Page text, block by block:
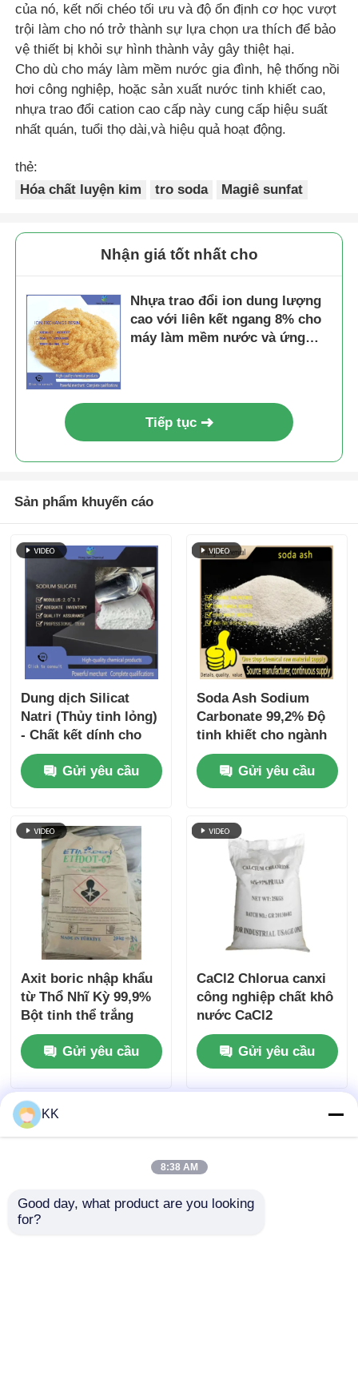
của nó, kết nối chéo tối ưu và độ ổn định cơ học vượt
trội làm cho nó trở thành sự lựa chọn ưa thích để bảo
vệ thiết bị khỏi sự hình thành vảy gây thiệt hại.
Cho dù cho máy làm mềm nước gia đình, hệ thống nồi
hơi công nghiệp, hoặc sản xuất nước tinh khiết cao,
nhựa trao đổi cation cao cấp này cung cấp hiệu suất
nhất quán, tuổi thọ dài,và hiệu quả hoạt động.
thẻ:
Hóa chất luyện kim
tro soda Magiê sunfat
Nhận giá tốt nhất cho
Nhựa trao đổi ion dung lượng
cao với liên kết ngang 8% cho
máy làm mềm nước và ứng
Tiếp tục
Sản phẩm khuyến cáo
Dung dịch Silicat
Natri (Thủy tinh lỏng)
- Chất kết dính cho
bìa cứng, chất độn
trong chất tẩy rửa,
chất kết dính cát đúc
Gửi yêu cầu
Soda Ash Sodium
Carbonate 99,2% Độ
tinh khiết cho ngành
công nghiệp sản xuất
thủy tinh và máy rửa
Gửi yêu cầu
Axit boric nhập khẩu
từ Thổ Nhĩ Kỳ 99,9%
Bột tinh thể trắng
H3BO3
Gửi yêu cầu
CaCl2 Chlorua canxi
công nghiệp chất khô
nước CaCl2
25kg/Thùng 10043 52
4
Gửi yêu cầu
KK
8:38 AM
Good day, what product are you looking
for?